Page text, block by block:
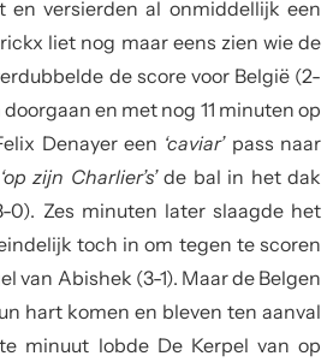
en versierden al onmiddellijk een
liet nog maar eens zien wie de
de score voor België (2-
en met nog 11 minuten op
Denayer een ‘caviar’pass naar
‘op zijn Charlier’s’de bal in het dak
0). Zes minuten later slaagde het
toch in om tegen te scoren
van Abishek (3-1). Maar de Belgen
hart komen en bleven ten aanval
minuut lobde De Kerpel van op